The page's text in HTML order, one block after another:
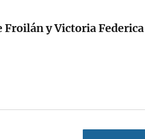
Froilán y Victoria Federica